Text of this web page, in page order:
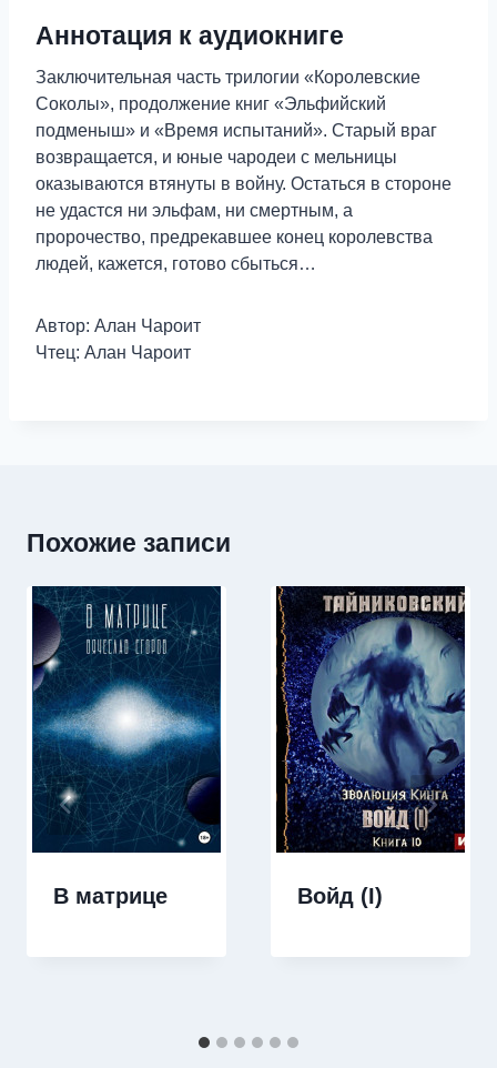
Аннотация к аудиокниге
Заключительная часть трилогии «Королевские
Соколы», продолжение книг «Эльфийский
подменыш» и «Время испытаний». Старый враг
возвращается, и юные чародеи с мельницы
оказываются втянуты в войну. Остаться в стороне
не удастся ни эльфам, ни смертным, а
пророчество, предрекавшее конец королевства
людей, кажется, готово сбыться…
Автор: Алан Чароит
Чтец: Алан Чароит
Похожие записи
В матрице Войд (I)